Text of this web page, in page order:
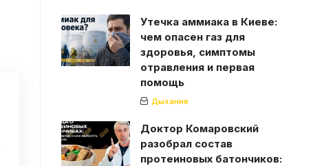
Утечка аммиака в Киеве:
чем опасен газ для
здоровья, симптомы
отравления и первая
помощь
Дыхание
Доктор Комаровский
разобрал состав
протеиновых батончиков: